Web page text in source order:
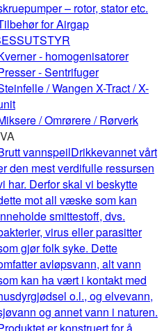
– rotor, stator etc.
for Airgap
- homogenisatorer
- Sentrifuger
/ Wangen X-Tract / X-
/ Omrørere / Rørverk
vannspeilDrikkevannet vårt
den mest verdifulle ressursen
har. Derfor skal vi beskytte
mot all væske som kan
smittestoff, dvs.
virus eller parasitter
gjør folk syke. Dette
avløpsvann, alt vann
kan ha vært i kontakt med
o.l., og elvevann,
og annet vann i naturen.